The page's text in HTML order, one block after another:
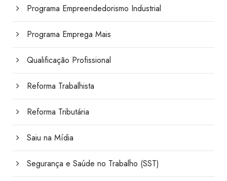
Programa Empreendedorismo Industrial
Programa Emprega Mais
Qualificação Profissional
Reforma Trabalhista
Reforma Tributária
Saiu na Mídia
Segurança e Saúde no Trabalho (SST)